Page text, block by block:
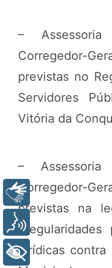
–
Corregedor-
previstas no
Servidores
Vitória da
–
Corregedor-
previstas na
irregularidades
jurídicas contra
Libras
Voz
+